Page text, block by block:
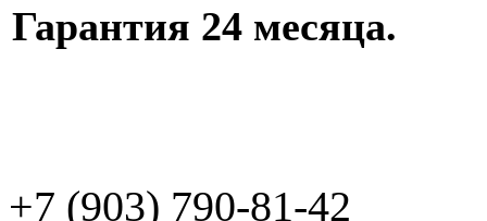
Гарантия 24 месяца.
+7 (903) 790-81-42